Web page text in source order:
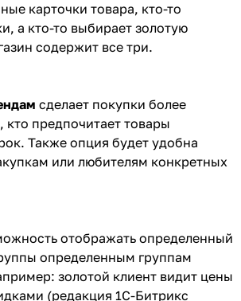
карточки товара, кто-то
а кто-то выбирает золотую
содержит все три.
сделает покупки более
предпочитает товары
Также опция будет удобна
или любителям конкретных
отображать определенный
определенным группам
золотой клиент видит цены
(редакция 1С-Битрикс